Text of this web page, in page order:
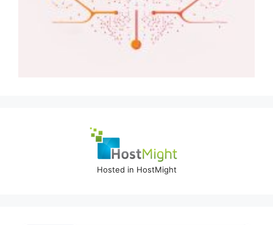
Hosted in HostMight